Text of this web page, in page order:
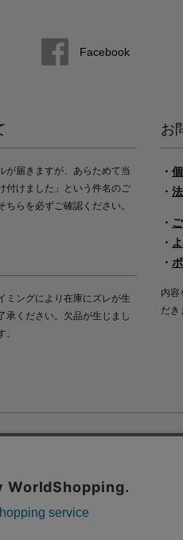
Facebook
が届きますが、あらためて当
付けました」という件名のご
らを必ずご確認ください。
ミングにより在庫にズレが生
承ください。欠品が生じまし
お
・
・
・
・
・
内容
だき